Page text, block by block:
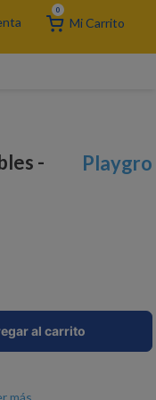
0
-
Playgro
al carrito
más